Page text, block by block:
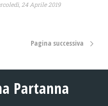
24 Aprile 2019
Pagina successiva
Partanna